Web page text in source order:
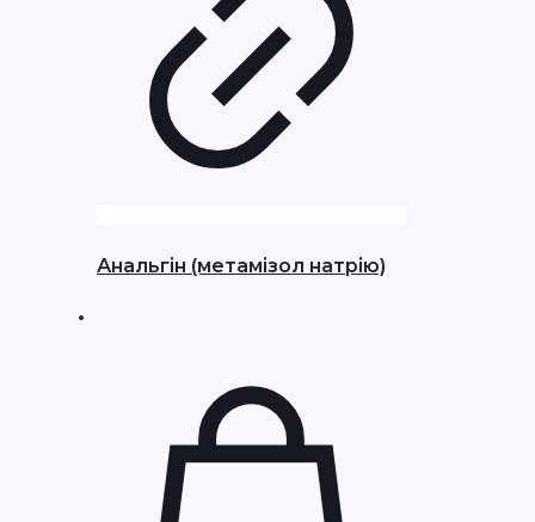
Анальгін (метамізол натрію)